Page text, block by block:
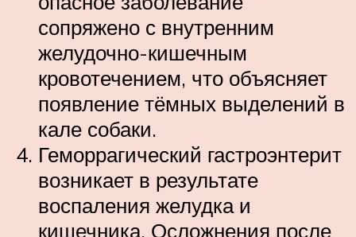
сопряжено с внутренним
желудочно-кишечным
кровотечением, что объясняет
появление тёмных выделений в
кале собаки.
Геморрагический гастроэнтерит
возникает в результате
воспаления желудка и
кишечника. Осложнения после